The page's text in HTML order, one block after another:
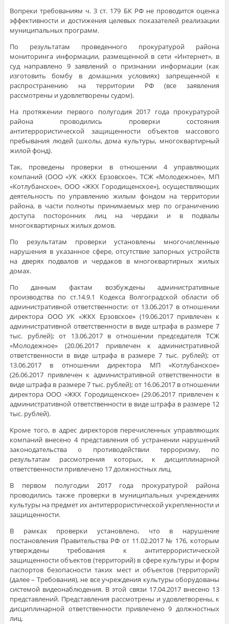
Вопреки требованиям ч. 3 ст. 179 БК РФ не проводится оценка
эффективности и достижения целевых показателей реализации
муниципальных программ.
По результатам проведенного прокуратурой района
мониторинга информации, размещенной в сети «Интернет», в
суд направлено 9 заявлений о признании информации (как
изготовить бомбу в домашних условиях) запрещенной к
распространению на территории РФ (все заявления
рассмотрены и удовлетворены судом).
На протяжении первого полугодия 2017 года прокуратурой
района проводились проверки состояния
антитеррористической защищенности объектов массового
пребывания людей (школы, дома культуры, многоквартирный
жилой фонд).
Так, проведены проверки в отношении 4 управляющих
компаний (ООО «УК «ЖКХ Ерзовское», ТСЖ «Молодежное», МП
«Котлубанское», ООО «ЖКХ Городищенское»), осуществляющих
деятельность по управлению жилым фондом на территории
района, в части полноты принимаемых мер по ограничению
доступа посторонних лиц на чердаки и в подвалы
многоквартирных жилых домов.
По результатам проверки установлены многочисленные
нарушения в указанное сфере, отсутствие запорных устройств
на дверях подвалов и чердаков в многоквартирных жилых
домах.
По данным фактам возбуждены административные
производства по ст.14.9.1 Кодекса Волгоградской области об
административной ответственности: от 13.06.2017 в отношении
директора ООО УК «ЖКХ Ерзовское» (19.06.2017 привлечен к
административной ответственности в виде штрафа в размере 7
тыс. рублей); от 13.06.2017 в отношении председателя ТСЖ
«Молодежное» (20.06.2017 привлечен к административной
ответственности в виде штрафа в размере 7 тыс. рублей); от
13.06.2017 в отношении директора МП «Котлубанское»
(26.06.2017 привлечен к административной ответственности в
виде штрафа в размере 7 тыс. рублей); от 16.06.2017 в отношении
директора ООО «ЖКХ Городищенское» (29.06.2017 привлечен к
административной ответственности в виде штрафа в размере 12
тыс. рублей).
Кроме того, в адрес директоров перечисленных управляющих
компаний внесено 4 представления об устранении нарушений
законодательства о противодействии терроризму, по
результатам рассмотрения которых, к дисциплинарной
ответственности привлечено 17 должностных лиц.
В первом полугодии 2017 года прокуратурой района
проводились также проверки в муниципальных учреждениях
культуры на предмет их антитеррористической укрепленности и
защищенности.
В рамках проверки установлено, что в нарушение
постановления Правительства РФ от 11.02.2017 № 176, которым
утверждены требования к антитеррористической
защищенности объектов (территорий) в сфере культуры и форм
паспортов безопасности таких мест и объектов (территорий)
(далее – Требования), не все учреждения культуры оборудованы
системой видеонаблюдения. В этой связи 17.04.2017 внесено 13
представлений. Представления рассмотрены и удовлетворены, к
дисциплинарной ответственности привлечено 9 должностных
лиц.